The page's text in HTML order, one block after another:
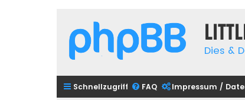
Dies &
Schnellzugriff FAQ Impressum /